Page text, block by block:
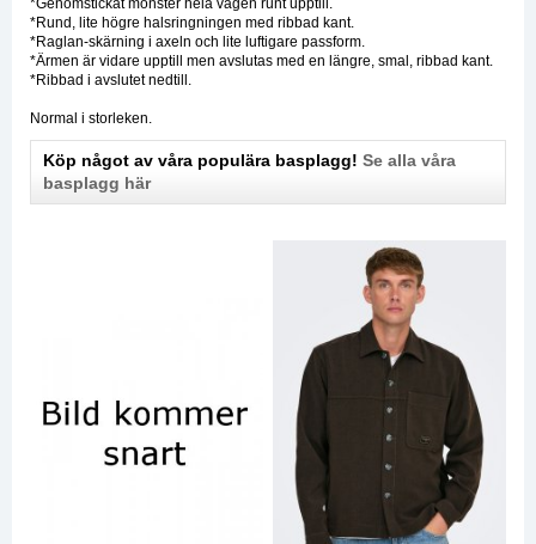
*Rund, lite högre halsringningen med ribbad kant.
*Raglan-skärning i axeln och lite luftigare passform.
*Ärmen är vidare upptill men avslutas med en längre, smal, ribbad kant.
*Ribbad i avslutet nedtill.
Normal i storleken.
Köp något av våra populära basplagg! Se alla våra
basplagg här